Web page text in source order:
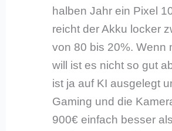
halben Jahr ein Pixel
reicht der Akku locker
von 80 bis 20%. Wenn
will ist es nicht so gut
ist ja auf KI ausgelegt
Gaming und die
900€ einfach besser